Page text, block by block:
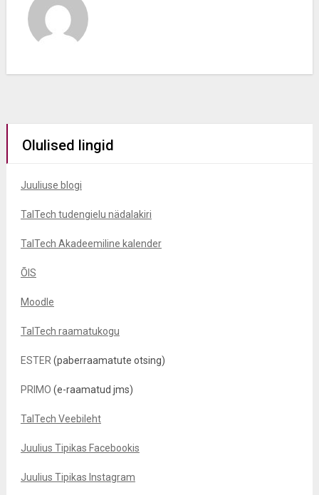
Olulised lingid
Juuliuse blogi
TalTech tudengielu nädalakiri
TalTech Akadeemiline kalender
ÕIS
Moodle
TalTech raamatukogu
ESTER (paberraamatute otsing)
PRIMO (e-raamatud jms)
TalTech Veebileht
Juulius Tipikas Facebookis
Juulius Tipikas Instagram